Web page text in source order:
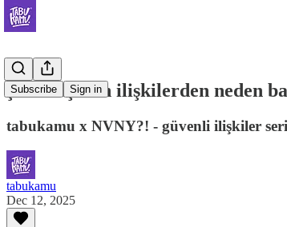
Subscribe Sign in
şiddet içeren ilişkilerden neden
tabukamu x NVNY?! - güvenli ilişkiler
tabukamu
Dec 12, 2025